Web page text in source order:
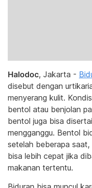
Halodoc, Jakarta -
disebut dengan
menyerang kulit.
bentol atau benjolan
bentol juga bisa
mengganggu. Bentol
setelah beberapa
bisa lebih cepat jika
makanan tertentu.